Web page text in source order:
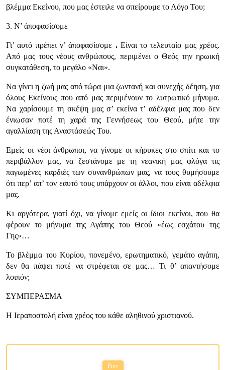
βλέμμα Εκείνου, που μας έστειλε να σπείρουμε το Λόγο Του;
3. Ν’ άποφασίσομε
Γι’ αυτό πρέπει ν’ άποφασίσομε . Είναι το τελευταίο μας χρέος.
Από μας τους νέους ανθρώπους, περιμένει ο Θεός την ηρωική
συγκατάθεση, το μεγάλο «Ναι».
Να γίνει η ζωή μας από τώρα μια ζωντανή και συνεχής δέηση, για
όλους Εκείνους που από μας περιμένουν το λυτρωτικό μήνυμα.
Να χαρίσουμε τη σκέψη μας σ’ εκείνα τ’ αδέλφια μας που δεν
ένιωσαν ποτέ τη χαρά της Γεννήσεως του Θεού, μήτε την
αγαλλίαση της Αναστάσεώς Του.
Εμείς οι νέοι άνθρωποι, να γίνομε οι κήρυκες στο σπίτι και το
περιβάλλον μας, να ζεστάνομε με τη νεανική μας φλόγα τις
παγωμένες καρδιές των συνανθρώπων μας, να τους θυμήσουμε
ότι περ’ απ’ τον εαυτό τους υπάρχουν οι άλλοι, που είναι αδέλφια
μας.
Κι αργότερα, γιατί όχι, να γίνομε εμείς οι ίδιοι εκείνοι, που θα
φέρουν το μήνυμα της Αγάπης του Θεού «έως εσχάτου της
Γης»…
Το βλέμμα του Κυρίου, πονεμένο, ερωτηματικό, γεμάτο αγάπη,
δεν θα πάψει ποτέ να στρέφεται σε μας… Τι θ’ απαντήσομε
λοιπόν;
ΣΥΜΠΕΡΑΣΜΑ
Η Ιεραποστολή είναι χρέος του κάθε αληθινού χριστιανού.
Prev